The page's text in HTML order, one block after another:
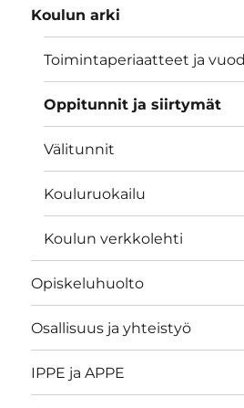
Koulun arki
Toimintaperiaatteet ja
Oppitunnit ja siirtymät
Välitunnit
Kouluruokailu
Koulun verkkolehti
Opiskeluhuolto
Osallisuus ja yhteistyö
IPPE ja APPE